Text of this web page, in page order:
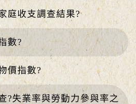
庭收支調查結果?
數?
價指數?
?失業率與勞動力參與率之